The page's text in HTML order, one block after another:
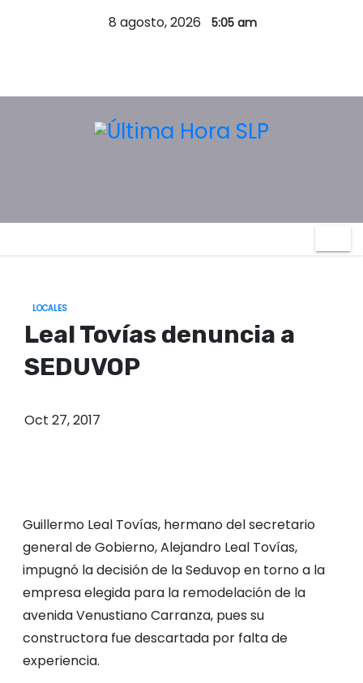
a
8 agosto, 2026 5:05 am
LOCALES
Leal Tovías denuncia a
SEDUVOP
Oct 27, 2017
Guillermo Leal Tovías, hermano del secretario
general de Gobierno, Alejandro Leal Tovías,
impugnó la decisión de la Seduvop en torno a la
empresa elegida para la remodelación de la
avenida Venustiano Carranza, pues su
constructora fue descartada por falta de
experiencia.